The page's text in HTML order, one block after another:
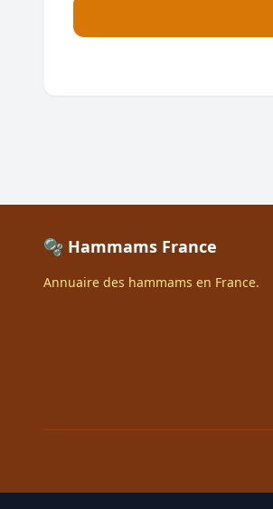
🫧 Hammams France
Annuaire des hammams en France.